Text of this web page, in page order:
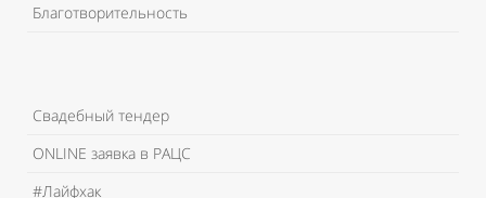
Благотворительность
Свадебный тендер
ONLINE заявка в РАЦС
#Лайфхак